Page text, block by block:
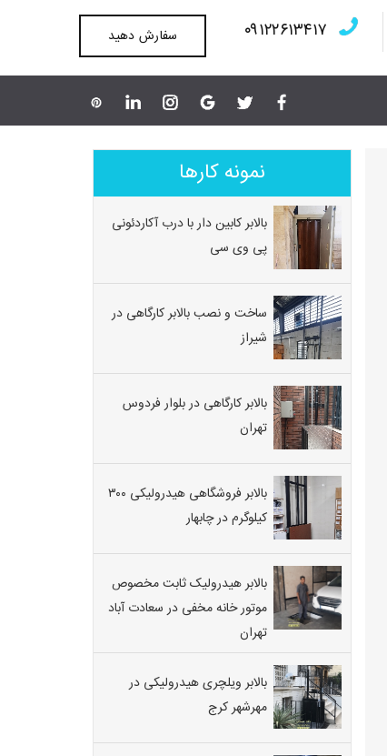
۰۹۱۲۲۶۱۳۴۱۷ سفارش دهید
نمونه کارها
بالابر کابین دار با درب آکاردئونی
پی وی سی
ساخت و نصب بالابر کارگاهی در
شیراز
بالابر کارگاهی در بلوار فردوس
تهران
بالابر فروشگاهی هیدرولیکی ۳۰۰
کیلوگرم در چابهار
بالابر هیدرولیک ثابت مخصوص
موتور خانه مخفی در سعادت آباد
تهران
بالابر ویلچری هیدرولیکی در
مهرشهر کرج